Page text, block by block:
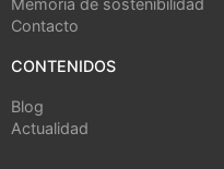
Contacto
CONTENIDOS
Blog
Actualidad